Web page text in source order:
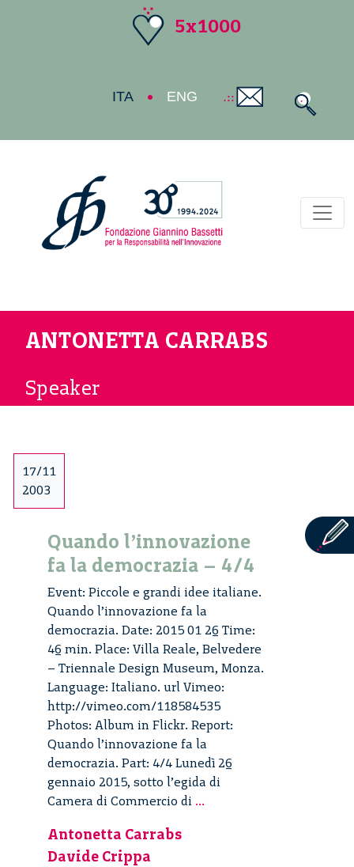
5x1000
ITA ENG
ANTONETTA CARRABS
Speaker
17/11
2003
Quando l’innovazione
fa la democrazia – 4/4
Event: Piccole e grandi idee italiane.
Quando l’innovazione fa la
democrazia. Date: 2015 01 26 Time:
46 min. Place: Villa Reale, Belvedere
– Triennale Design Museum, Monza.
Language: Italiano. url Vimeo:
http://vimeo.com/118584535
Photos: Album in Flickr. Report:
Quando l’innovazione fa la
democrazia. Part: 4/4 Lunedì 26
gennaio 2015, sotto l’egida di
Camera di Commercio di ...
Antonetta Carrabs
Davide Crippa